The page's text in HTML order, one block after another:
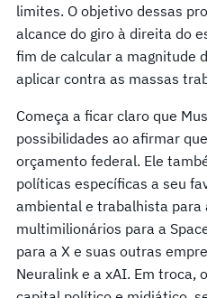
limites. O objetivo dessas
alcance do giro à direita do
fim de calcular a magnitude
aplicar contra as massas
Começa a ficar claro que
possibilidades ao afirmar
orçamento federal. Ele
políticas específicas a seu
ambiental e trabalhista para
multimilionários para a
para a X e suas outras
Neuralink e a xAI. Em troca,